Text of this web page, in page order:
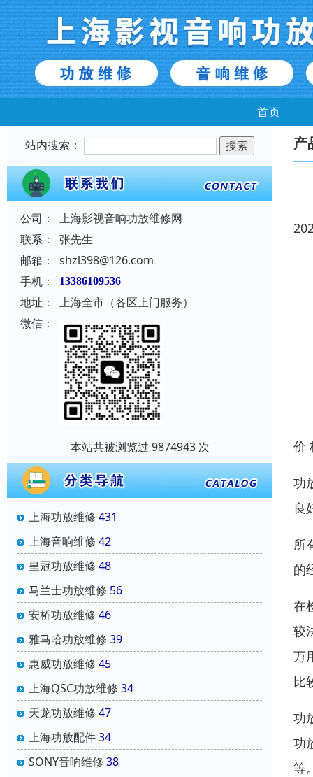
首页
站内搜索：
公司：
上海影视音响功放维修网
联系：
张先生
邮箱：
shzl398@126.com
手机：
13386109536
地址：
上海全市（各区上门服务）
微信：
本站共被浏览过 9874943 次
上海功放维修 431
上海音响维修 42
皇冠功放维修 48
马兰士功放维修 56
安桥功放维修 46
雅马哈功放维修 39
惠威功放维修 45
上海QSC功放维修 34
天龙功放维修 47
上海功放配件34
SONY音响维修 38
产
价
功
良
所
的
在
较
万
比
功
功
等